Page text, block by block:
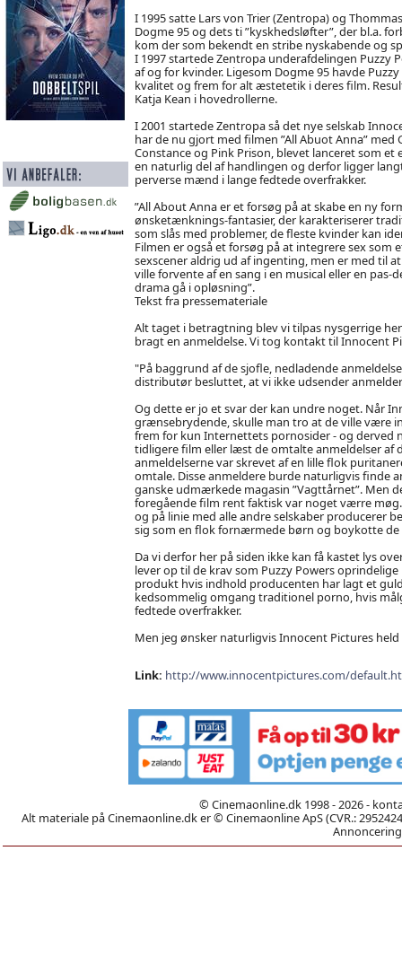
I 1995 satte Lars von Trier (Zentropa) og
Dogme 95 og dets ti ”kyskhedsløfter”, der bl.a.
kom der som bekendt en stribe nyskabende og
I 1997 startede Zentropa underafdelingen Puzzy
af og for kvinder. Ligesom Dogme 95 havde
kvalitet og frem for alt æstetetik i deres film.
Katja Kean i hovedrollerne.
I 2001 startede Zentropa så det nye selskab
har de nu gjort med filmen ”All Abuot Anna”
Constance og Pink Prison, blevet lanceret som
en naturlig del af handlingen og derfor ligger
perverse mænd i lange fedtede overfrakker.
”All About Anna er et forsøg på at skabe en ny
ønsketænknings-fantasier, der karakteriserer
som slås med problemer, de fleste kvinder kan
Filmen er også et forsøg på at integrere sex som
sexscener aldrig ud af ingenting, men er med til
ville forvente af en sang i en musical eller en
drama gå i opløsning”.
Tekst fra pressemateriale
Alt taget i betragtning blev vi tilpas nysgerrige
bragt en anmeldelse. Vi tog kontakt til Innocent
"På baggrund af de sjofle, nedladende
distributør besluttet, at vi ikke udsender
Og dette er jo et svar der kan undre noget. Når
grænsebrydende, skulle man tro at de ville være
frem for kun Internettets pornosider - og derved
tidligere film eller læst de omtalte anmeldelser af
anmeldelserne var skrevet af en lille flok
omtale. Disse anmeldere burde naturligvis finde
ganske udmærkede magasin ”Vagttårnet”. Men
foregående film rent faktisk var noget værre
og på linie med alle andre selskaber producerer
sig som en flok fornærmede børn og boykotte
Da vi derfor her på siden ikke kan få kastet lys
lever op til de krav som Puzzy Powers
produkt hvis indhold producenten har lagt et
kedsommelig omgang traditionel porno, hvis
fedtede overfrakker.
Men jeg ønsker naturligvis Innocent Pictures
Link: http://www.innocentpictures.com/
© Cinemaonline.dk 1998 - 2026 -
Alt materiale på Cinemaonline.dk er © Cinemaonline ApS (CVR.: